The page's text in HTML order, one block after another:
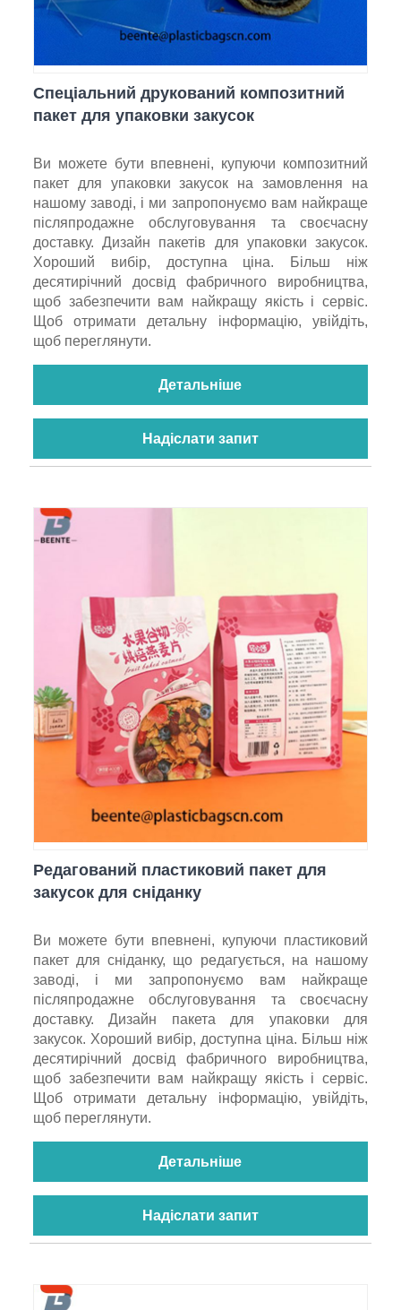
Спеціальний друкований композитний
пакет для упаковки закусок
Ви можете бути впевнені, купуючи композитний
пакет для упаковки закусок на замовлення на
нашому заводі, і ми запропонуємо вам найкраще
післяпродажне обслуговування та своєчасну
доставку. Дизайн пакетів для упаковки закусок.
Хороший вибір, доступна ціна. Більш ніж
десятирічний досвід фабричного виробництва,
щоб забезпечити вам найкращу якість і сервіс.
Щоб отримати детальну інформацію, увійдіть,
щоб переглянути.
Детальніше
Надіслати запит
Редагований пластиковий пакет для
закусок для сніданку
Ви можете бути впевнені, купуючи пластиковий
пакет для сніданку, що редагується, на нашому
заводі, і ми запропонуємо вам найкраще
післяпродажне обслуговування та своєчасну
доставку. Дизайн пакета для упаковки для
закусок. Хороший вибір, доступна ціна. Більш ніж
десятирічний досвід фабричного виробництва,
щоб забезпечити вам найкращу якість і сервіс.
Щоб отримати детальну інформацію, увійдіть,
щоб переглянути.
Детальніше
Надіслати запит